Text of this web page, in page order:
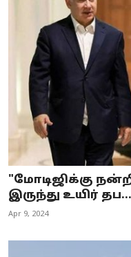
"மோடிஜிக்கு
இருந்து உயிர் தப...
Apr 9, 2024